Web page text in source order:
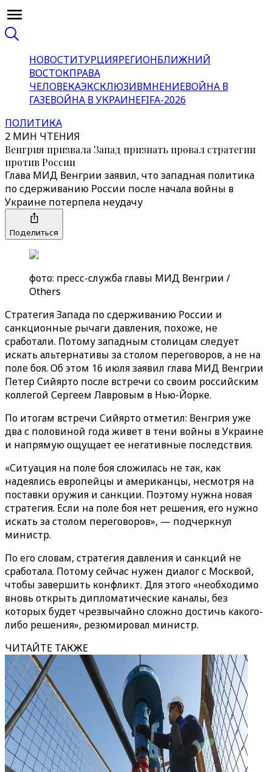
НОВОСТИТУРЦИЯРЕГИОНБЛИЖНИЙ
ВОСТОКПРАВА
ЧЕЛОВЕКАЭКСКЛЮЗИВМНЕНИЕВОЙНА В
ГАЗЕВОЙНА В УКРАИНЕFIFA-2026
ПОЛИТИКА
2 МИН ЧТЕНИЯ
Венгрия призвала Запад признать провал стратегии
против России
Глава МИД Венгрии заявил, что западная политика
по сдерживанию России после начала войны в
Украине потерпела неудачу
Поделиться
фото: пресс-служба главы МИД Венгрии /
Others
Стратегия Запада по сдерживанию России и
санкционные рычаги давления, похоже, не
сработали. Потому западным столицам следует
искать альтернативы за столом переговоров, а не на
поле боя. Об этом 16 июля заявил глава МИД Венгрии
Петер Сийярто после встречи со своим российским
коллегой Сергеем Лавровым в Нью-Йорке.
По итогам встречи Сийярто отметил: Венгрия уже
два с половиной года живет в тени войны в Украине
и напрямую ощущает ее негативные последствия.
«Ситуация на поле боя сложилась не так, как
надеялись европейцы и американцы, несмотря на
поставки оружия и санкции. Поэтому нужна новая
стратегия. Если на поле боя нет решения, его нужно
искать за столом переговоров», — подчеркнул
министр.
По его словам, стратегия давления и санкций не
сработала. Потому сейчас нужен диалог с Москвой,
чтобы завершить конфликт. Для этого «необходимо
вновь открыть дипломатические каналы, без
которых будет чрезвычайно сложно достичь какого-
либо решения», резюмировал министр.
ЧИТАЙТЕ ТАКЖЕ